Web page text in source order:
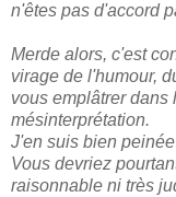
n'êtes pas d'accord
Merde alors, c'est
virage de l'humour,
vous emplâtrer dans
mésinterprétation.
J'en suis bien
Vous devriez
raisonnable ni très